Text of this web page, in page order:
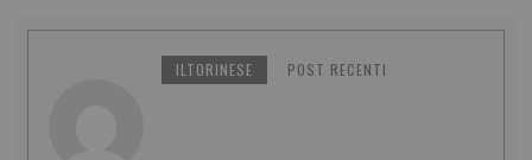
ILTORINESE POST RECENTI